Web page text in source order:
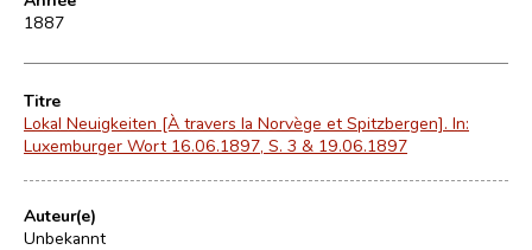
1887
Titre
Lokal Neuigkeiten [À travers la Norvège et Spitzbergen]. In:
Luxemburger Wort 16.06.1897, S. 3 & 19.06.1897
Auteur(e)
Unbekannt